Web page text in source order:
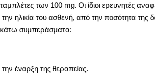
των 100 mg. Οι ίδιοι ερευνητές
ηλικία του ασθενή, από την ποσότητα της
συμπεράσματα:
έναρξη της θεραπείας.